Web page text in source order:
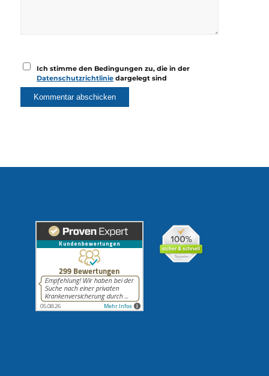
Ich stimme den Bedingungen zu, die in der
Datenschutzrichtlinie dargelegt sind